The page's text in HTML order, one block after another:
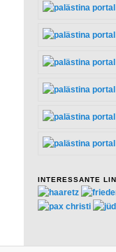
INTERESSANTE